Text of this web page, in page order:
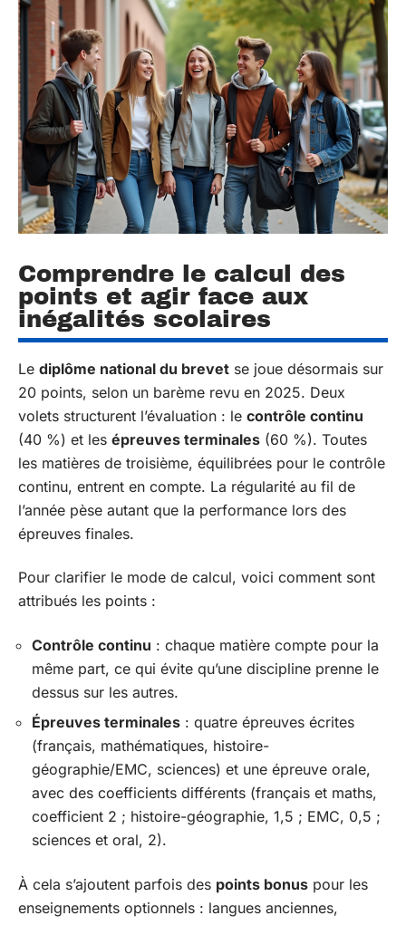
Comprendre le calcul des
points et agir face aux
inégalités scolaires
Le diplôme national du brevet se joue désormais sur
20 points, selon un barème revu en 2025. Deux
volets structurent l’évaluation : le contrôle continu
(40 %) et les épreuves terminales (60 %). Toutes
les matières de troisième, équilibrées pour le contrôle
continu, entrent en compte. La régularité au fil de
l’année pèse autant que la performance lors des
épreuves finales.
Pour clarifier le mode de calcul, voici comment sont
attribués les points :
Contrôle continu : chaque matière compte pour la
même part, ce qui évite qu’une discipline prenne le
dessus sur les autres.
Épreuves terminales : quatre épreuves écrites
(français, mathématiques, histoire-
géographie/EMC, sciences) et une épreuve orale,
avec des coefficients différents (français et maths,
coefficient 2 ; histoire-géographie, 1,5 ; EMC, 0,5 ;
sciences et oral, 2).
À cela s’ajoutent parfois des points bonus pour les
enseignements optionnels : langues anciennes,